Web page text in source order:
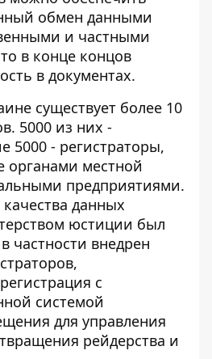
обмен данными
и частными
в конце концов
в документах.
существует более 10
5000 из них -
5000 - регистраторы,
органами местной
предприятиями.
данных
юстиции был
частности внедрен
с
системой
для управления
рейдерства и